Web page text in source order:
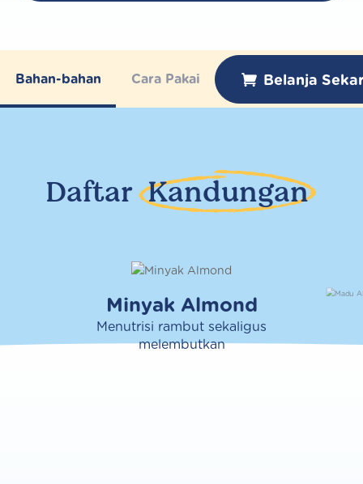
Bahan-bahan Cara Pakai Belanja
Daftar Kandungan
Minyak Almond
Menutrisi rambut sekaligus
melembutkan